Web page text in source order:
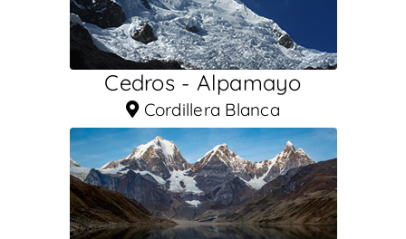
Cedros - Alpamayo
Cordillera Blanca